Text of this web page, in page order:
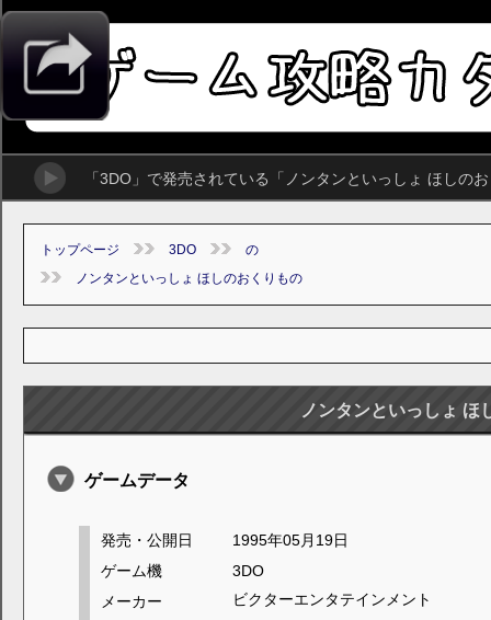
「3DO」で発売されている「ノンタンといっしょ ほしの
トップページ 3DO
の
ノンタンといっしょ ほしのおくりもの
ノンタンといっしょ ほ
ゲームデータ
発売・公開日
1995年05月19日
ゲーム機
3DO
メーカー
ビクターエンタテインメント